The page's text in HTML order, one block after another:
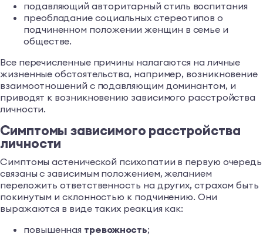
подавляющий авторитарный стиль воспитания
преобладание социальных стереотипов о
подчиненном положении женщин в семье и
обществе.
Все перечисленные причины налагаются на личные
жизненные обстоятельства, например, возникновение
взаимоотношений с подавляющим доминантом, и
приводят к возникновению зависимого расстройства
личности.
Симптомы зависимого расстройства
личности
Симптомы астенической психопатии в первую очередь
связаны с зависимым положением, желанием
переложить ответственность на других, страхом быть
покинутым и склонностью к подчинению. Они
выражаются в виде таких реакция как:
повышенная тревожность;